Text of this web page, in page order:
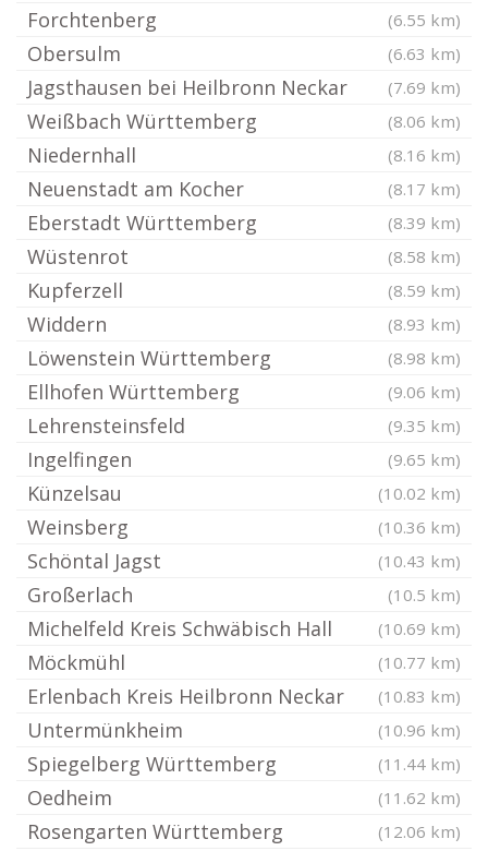
Forchtenberg (6.55 km)
Obersulm (6.63 km)
Jagsthausen bei Heilbronn Neckar (7.69 km)
Weißbach Württemberg (8.06 km)
Niedernhall (8.16 km)
Neuenstadt am Kocher (8.17 km)
Eberstadt Württemberg (8.39 km)
Wüstenrot (8.58 km)
Kupferzell (8.59 km)
Widdern (8.93 km)
Löwenstein Württemberg (8.98 km)
Ellhofen Württemberg (9.06 km)
Lehrensteinsfeld (9.35 km)
Ingelfingen (9.65 km)
Künzelsau (10.02 km)
Weinsberg (10.36 km)
Schöntal Jagst (10.43 km)
Großerlach (10.5 km)
Michelfeld Kreis Schwäbisch Hall (10.69 km)
Möckmühl (10.77 km)
Erlenbach Kreis Heilbronn Neckar (10.83 km)
Untermünkheim (10.96 km)
Spiegelberg Württemberg (11.44 km)
Oedheim (11.62 km)
Rosengarten Württemberg (12.06 km)